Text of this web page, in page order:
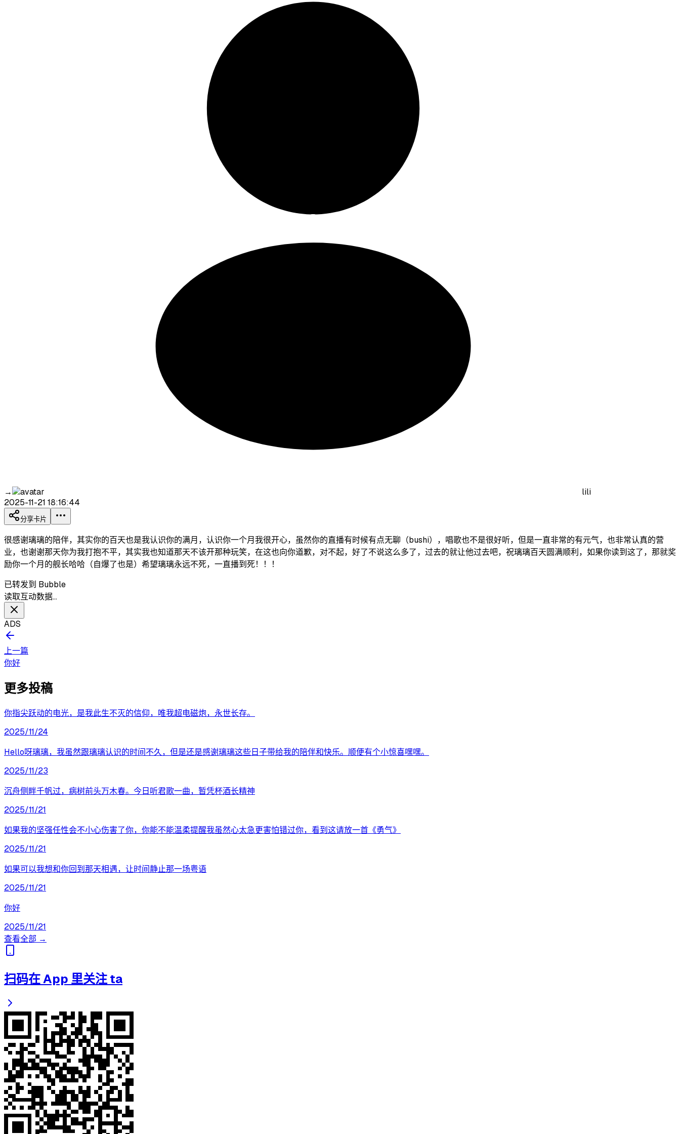
→
lili
2025-11-21 18:16:44
分享卡片
很感谢璃璃的陪伴，其实你的百天也是我认识你的满月，认识你一个月我很开心，虽然你的直播有时候有点无聊（bushi），唱歌也不是很好听，但是一直非常的有元气，也非常认真的营
业，也谢谢那天你为我打抱不平，其实我也知道那天不该开那种玩笑，在这也向你道歉，对不起，好了不说这么多了，过去的就让他过去吧，祝璃璃百天圆满顺利，如果你读到这了，那就奖
励你一个月的舰长哈哈（自爆了也是）希望璃璃永远不死，一直播到死！！！
已转发到 Bubble
读取互动数据…
ADS
上一篇
你好
更多投稿
你指尖跃动的电光，是我此生不灭的信仰，唯我超电磁炮，永世长存。
2025/11/24
Hello呀璃璃，我虽然跟璃璃认识的时间不久，但是还是感谢璃璃这些日子带给我的陪伴和快乐。顺便有个小惊喜嘿嘿。
2025/11/23
沉舟侧畔千帆过，病树前头万木春。今日听君歌一曲，暂凭杯酒长精神
2025/11/21
如果我的坚强任性会不小心伤害了你，你能不能温柔提醒我虽然心太急更害怕错过你，看到这请放一首《勇气》
2025/11/21
如果可以我想和你回到那天相遇，让时间静止那一场粤语
2025/11/21
你好
2025/11/21
查看全部 →
扫码在 App 里关注 ta